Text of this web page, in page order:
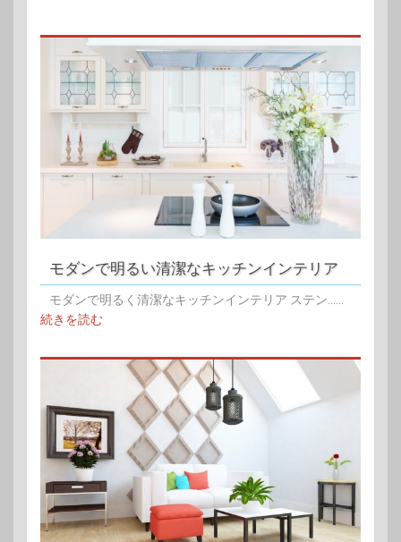
モダンで明るい清潔なキッチンインテリア
モダンで明るく清潔なキッチンインテリア ステン......
続きを読む